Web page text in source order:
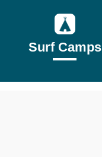
Surf Camps